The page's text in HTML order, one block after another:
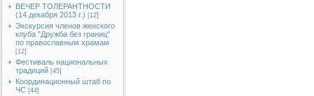
ВЕЧЕР ТОЛЕРАНТНОСТИ
(14 декабря 2013 г.) [12]
Экскурсия членов женского
клуба "Дружба без границ"
по православным храмам
[12]
Фестиваль национальных
традиций [45]
Координационный штаб по
ЧС [44]